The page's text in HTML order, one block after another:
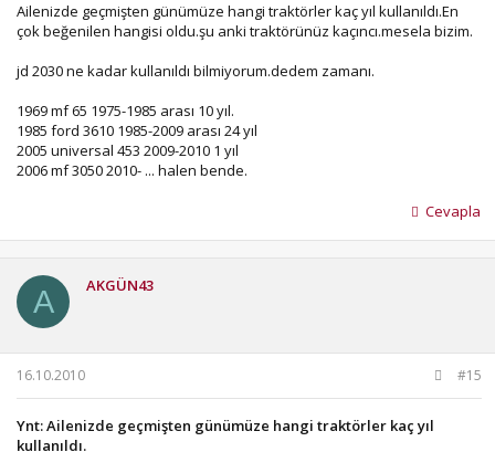
Ailenizde geçmişten günümüze hangi traktörler kaç yıl kullanıldı.En
çok beğenilen hangisi oldu.şu anki traktörünüz kaçıncı.mesela bizim.
jd 2030 ne kadar kullanıldı bilmiyorum.dedem zamanı.
1969 mf 65 1975-1985 arası 10 yıl.
1985 ford 3610 1985-2009 arası 24 yıl
2005 universal 453 2009-2010 1 yıl
2006 mf 3050 2010- ... halen bende.
Cevapla
A AKGÜN43
16.10.2010 #15
Ynt: Ailenizde geçmişten günümüze hangi traktörler kaç yıl
kullanıldı.